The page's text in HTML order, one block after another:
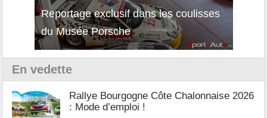
Reportage exclusif dans les coulisses
du Musée Porsche
Découverte de la nouvelle Ferrari
12Cilindri Manuale
En vedette
Rallye Bourgogne Côte Chalonnaise 2026
: Mode d’emploi !